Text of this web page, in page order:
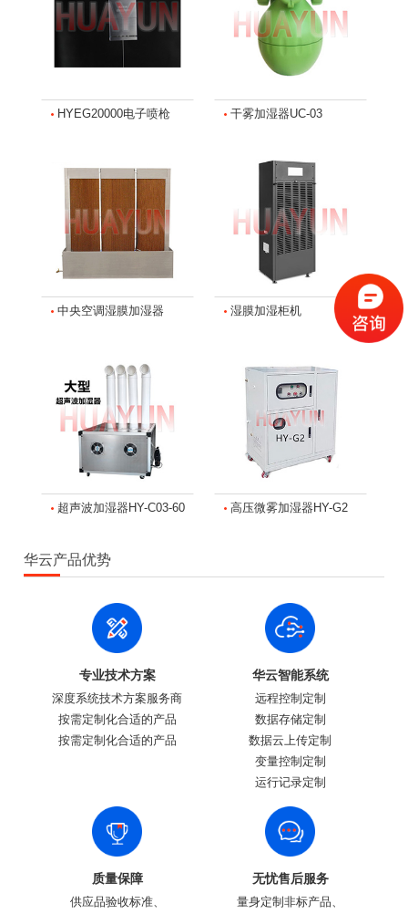
HYEG20000电子喷枪 干雾加湿器UC-03
中央空调湿膜加湿器 湿膜加湿柜机
超声波加湿器HY-C03-60 高压微雾加湿器HY-G2
华云产品优势
专业技术方案
深度系统技术方案服务商
按需定制化合适的产品
按需定制化合适的产品
华云智能系统
远程控制定制
数据存储定制
数据云上传定制
变量控制定制
运行记录定制
质量保障
供应品验收标准、
无忧售后服务
量身定制非标产品、